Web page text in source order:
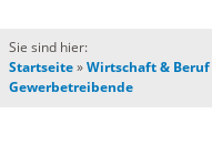
Sie sind hier:
Startseite»Wirtschaft & Beruf
Gewerbetreibende